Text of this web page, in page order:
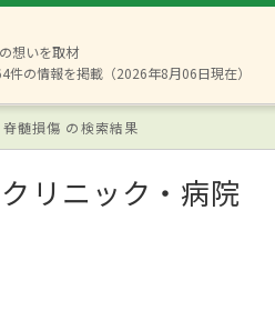
想いを取材
件の情報を掲載（2026年8月06日現在）
脊髄損傷 の検索結果
リニック・病院